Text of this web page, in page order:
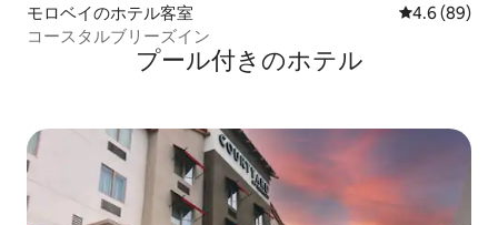
モロベイのホテル客室 レビュー89
4.6 (89)
コースタルブリーズイン
プール付きのホ⁠テ⁠ル